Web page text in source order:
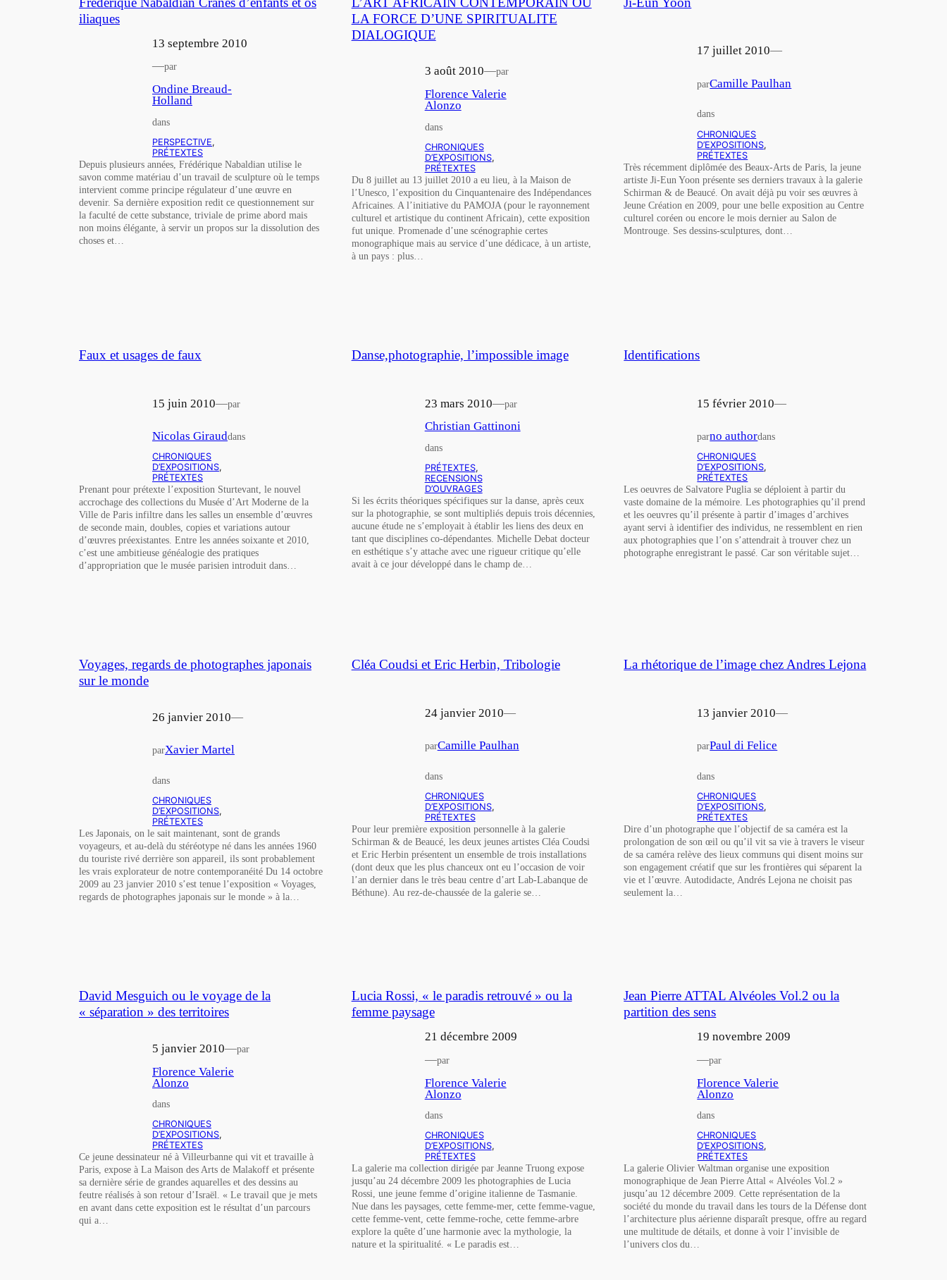
iliaques
13 septembre 2010
—par
Ondine Breaud-
Holland
dans
PERSPECTIVE
PRÉTEXTES
Depuis plusieurs années, Frédérique Nabaldian utilise le
savon comme matériau d’un travail de sculpture où le temps
intervient comme principe régulateur d’une œuvre en
devenir. Sa dernière exposition redit ce questionnement sur
la faculté de cette substance, triviale de prime abord mais
non moins élégante, à servir un propos sur la dissolution des
choses et…
LA FORCE D’UNE SPIRITUALITE
DIALOGIQUE
3 août 2010—par
Florence Valerie
Alonzo
dans
CHRONIQUES
D’EXPOSITIONS
PRÉTEXTES
Du 8 juillet au 13 juillet 2010 a eu lieu, à la Maison de
l’Unesco, l’exposition du Cinquantenaire des Indépendances
Africaines. A l’initiative du PAMOJA (pour le rayonnement
culturel et artistique du continent Africain), cette exposition
fut unique. Promenade d’une scénographie certes
monographique mais au service d’une dédicace, à un artiste,
à un pays : plus…
17 juillet 2010—
parCamille Paulhan
dans
CHRONIQUES
D’EXPOSITIONS
PRÉTEXTES
Très récemment diplômée des Beaux-Arts de Paris, la jeune
artiste Ji-Eun Yoon présente ses derniers travaux à la galerie
Schirman & de Beaucé. On avait déjà pu voir ses œuvres à
Jeune Création en 2009, pour une belle exposition au Centre
culturel coréen ou encore le mois dernier au Salon de
Montrouge. Ses dessins-sculptures, dont…
Faux et usages de faux
15 juin 2010—par
Nicolas Girauddans
CHRONIQUES
D’EXPOSITIONS
PRÉTEXTES
Prenant pour prétexte l’exposition Sturtevant, le nouvel
accrochage des collections du Musée d’Art Moderne de la
Ville de Paris infiltre dans les salles un ensemble d’œuvres
de seconde main, doubles, copies et variations autour
d’œuvres préexistantes. Entre les années soixante et 2010,
c’est une ambitieuse généalogie des pratiques
d’appropriation que le musée parisien introduit dans…
Danse,photographie, l’impossible image
23 mars 2010—par
Christian Gattinoni
dans
PRÉTEXTES
RECENSIONS
D’OUVRAGES
Si les écrits théoriques spécifiques sur la danse, après ceux
sur la photographie, se sont multipliés depuis trois décennies,
aucune étude ne s’employait à établir les liens des deux en
tant que disciplines co-dépendantes. Michelle Debat docteur
en esthétique s’y attache avec une rigueur critique qu’elle
avait à ce jour développé dans le champ de…
Identifications
15 février 2010—
parno authordans
CHRONIQUES
D’EXPOSITIONS
PRÉTEXTES
Les oeuvres de Salvatore Puglia se déploient à partir du
vaste domaine de la mémoire. Les photographies qu’il prend
et les oeuvres qu’il présente à partir d’images d’archives
ayant servi à identifier des individus, ne ressemblent en rien
aux photographies que l’on s’attendrait à trouver chez un
photographe enregistrant le passé. Car son véritable sujet…
Voyages, regards de photographes japonais
sur le monde
26 janvier 2010—
parXavier Martel
dans
CHRONIQUES
D’EXPOSITIONS
PRÉTEXTES
Les Japonais, on le sait maintenant, sont de grands
voyageurs, et au-delà du stéréotype né dans les années 1960
du touriste rivé derrière son appareil, ils sont probablement
les vrais explorateur de notre contemporanéité Du 14 octobre
2009 au 23 janvier 2010 s’est tenue l’exposition « Voyages,
regards de photographes japonais sur le monde » à la…
Cléa Coudsi et Eric Herbin, Tribologie
24 janvier 2010—
parCamille Paulhan
dans
CHRONIQUES
D’EXPOSITIONS
PRÉTEXTES
Pour leur première exposition personnelle à la galerie
Schirman & de Beaucé, les deux jeunes artistes Cléa Coudsi
et Eric Herbin présentent un ensemble de trois installations
(dont deux que les plus chanceux ont eu l’occasion de voir
l’an dernier dans le très beau centre d’art Lab-Labanque de
Béthune). Au rez-de-chaussée de la galerie se…
La rhétorique de l’image chez Andres Lejona
13 janvier 2010—
parPaul di Felice
dans
CHRONIQUES
D’EXPOSITIONS
PRÉTEXTES
Dire d’un photographe que l’objectif de sa caméra est la
prolongation de son œil ou qu’il vit sa vie à travers le viseur
de sa caméra relève des lieux communs qui disent moins sur
son engagement créatif que sur les frontières qui séparent la
vie et l’œuvre. Autodidacte, Andrés Lejona ne choisit pas
seulement la…
David Mesguich ou le voyage de la
« séparation » des territoires
5 janvier 2010—par
Florence Valerie
Alonzo
dans
CHRONIQUES
D’EXPOSITIONS
PRÉTEXTES
Ce jeune dessinateur né à Villeurbanne qui vit et travaille à
Paris, expose à La Maison des Arts de Malakoff et présente
sa dernière série de grandes aquarelles et des dessins au
feutre réalisés à son retour d’Israël. « Le travail que je mets
en avant dans cette exposition est le résultat d’un parcours
qui a…
Lucia Rossi, « le paradis retrouvé » ou la
femme paysage
21 décembre 2009
—par
Florence Valerie
Alonzo
dans
CHRONIQUES
D’EXPOSITIONS
PRÉTEXTES
La galerie ma collection dirigée par Jeanne Truong expose
jusqu’au 24 décembre 2009 les photographies de Lucia
Rossi, une jeune femme d’origine italienne de Tasmanie.
Nue dans les paysages, cette femme-mer, cette femme-vague,
cette femme-vent, cette femme-roche, cette femme-arbre
explore la quête d’une harmonie avec la mythologie, la
nature et la spiritualité. « Le paradis est…
Jean Pierre ATTAL Alvéoles Vol.2 ou la
partition des sens
19 novembre 2009
—par
Florence Valerie
Alonzo
dans
CHRONIQUES
D’EXPOSITIONS
PRÉTEXTES
La galerie Olivier Waltman organise une exposition
monographique de Jean Pierre Attal « Alvéoles Vol.2 »
jusqu’au 12 décembre 2009. Cette représentation de la
société du monde du travail dans les tours de la Défense dont
l’architecture plus aérienne disparaît presque, offre au regard
une multitude de détails, et donne à voir l’invisible de
l’univers clos du…